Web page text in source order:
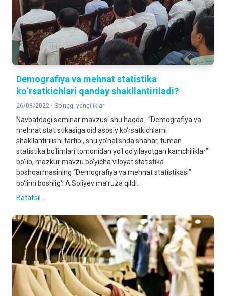
Demografiya va mehnat statistika
ko‘rsatkichlari qanday shakllantiriladi?
26/08/2022 • So'nggi yangiliklar
Navbatdagi seminar mavzusi shu haqda. “Demografiya va
mehnat statistikasiga oid asosiy ko‘rsatkichlarni
shakllantirilishi tartibi, shu yo‘nalishda shahar, tuman
statistika bo‘limlari tomonidan yo‘l qo‘yilayotgan kamchiliklar”
bo‘lib, mazkur mavzu bo‘yicha viloyat statistika
boshqarmasining “Demografiya va mehnat statistikasi”
bo‘limi boshlig‘i A.Soliyev ma’ruza qildi.
Batafsil ...